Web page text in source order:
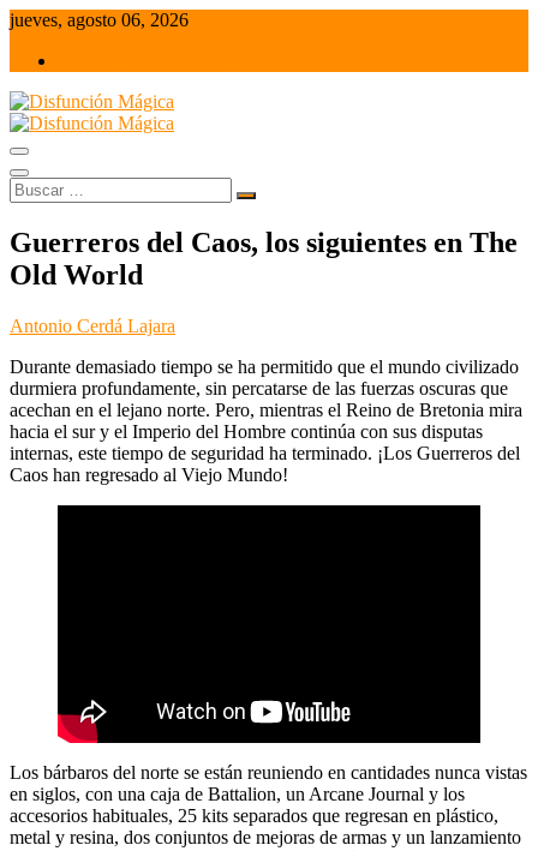
Saltar
contenido
jueves, agosto 06, 2026
Disfunción Mágica
Juegos de mesa y Wargames
Buscar
…
Guerreros del Caos, los siguientes en The
Old World
Antonio Cerdá Lajara
Durante demasiado tiempo se ha permitido que el mundo civilizado
durmiera profundamente, sin percatarse de las fuerzas oscuras que
acechan en el lejano norte. Pero, mientras el Reino de Bretonia mira
hacia el sur y el Imperio del Hombre continúa con sus disputas
internas, este tiempo de seguridad ha terminado. ¡Los Guerreros del
Caos han regresado al Viejo Mundo!
Los bárbaros del norte se están reuniendo en cantidades nunca vistas
en siglos, con una caja de Battalion, un Arcane Journal y los
accesorios habituales, 25 kits separados que regresan en plástico,
metal y resina, dos conjuntos de mejoras de armas y un lanzamiento